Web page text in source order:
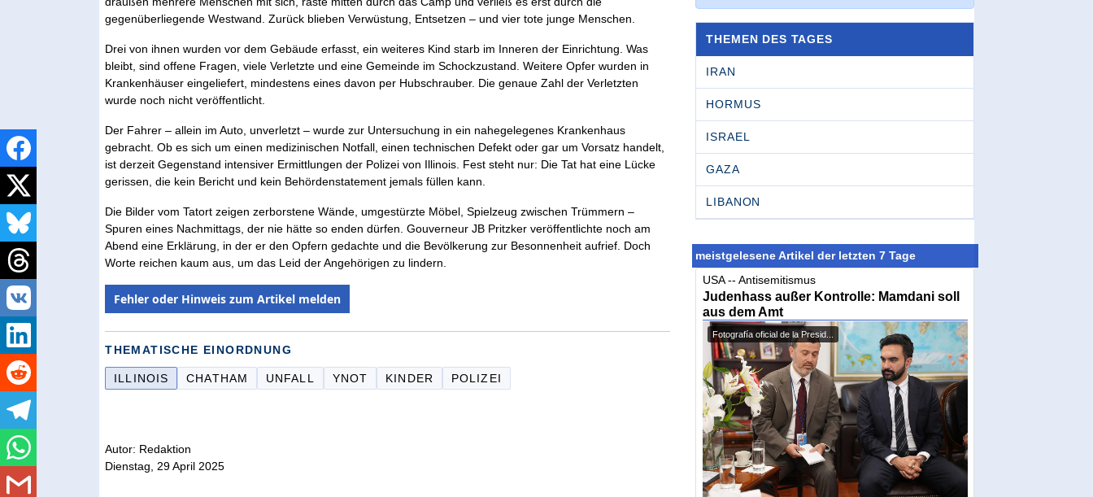
gegenüberliegende Westwand. Zurück blieben Verwüstung, Entsetzen – und vier tote junge Menschen.
Drei von ihnen wurden vor dem Gebäude erfasst, ein weiteres Kind starb im Inneren der Einrichtung. Was
bleibt, sind offene Fragen, viele Verletzte und eine Gemeinde im Schockzustand. Weitere Opfer wurden in
Krankenhäuser eingeliefert, mindestens eines davon per Hubschrauber. Die genaue Zahl der Verletzten
wurde noch nicht veröffentlicht.
Der Fahrer – allein im Auto, unverletzt – wurde zur Untersuchung in ein nahegelegenes Krankenhaus
gebracht. Ob es sich um einen medizinischen Notfall, einen technischen Defekt oder gar um Vorsatz handelt,
ist derzeit Gegenstand intensiver Ermittlungen der Polizei von Illinois. Fest steht nur: Die Tat hat eine Lücke
gerissen, die kein Bericht und kein Behördenstatement jemals füllen kann.
Die Bilder vom Tatort zeigen zerborstene Wände, umgestürzte Möbel, Spielzeug zwischen Trümmern –
Spuren eines Nachmittags, der nie hätte so enden dürfen. Gouverneur JB Pritzker veröffentlichte noch am
Abend eine Erklärung, in der er den Opfern gedachte und die Bevölkerung zur Besonnenheit aufrief. Doch
Worte reichen kaum aus, um das Leid der Angehörigen zu lindern.
Fehler oder Hinweis zum Artikel melden
THEMATISCHE EINORDNUNG
ILLINOIS CHATHAM UNFALL YNOT KINDER POLIZEI
Autor: Redaktion
Dienstag, 29 April 2025
THEMEN DES TAGES
IRAN
HORMUS
ISRAEL
GAZA
LIBANON
meistgelesene Artikel der letzten 7 Tage
USA -- Antisemitismus
Judenhass außer Kontrolle: Mamdani soll
aus dem Amt
Fotografía oficial de la Presid...